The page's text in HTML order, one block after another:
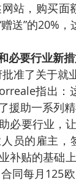
站，购买
送”的20%
必要行业新
准了关于就
指出：
援助一系列
必要行业，
员的雇主
补贴的基础
同每月125